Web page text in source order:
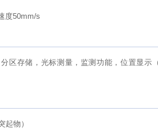
度50mm/s
区存储，光标测量，监测功能，位置显示
起物）